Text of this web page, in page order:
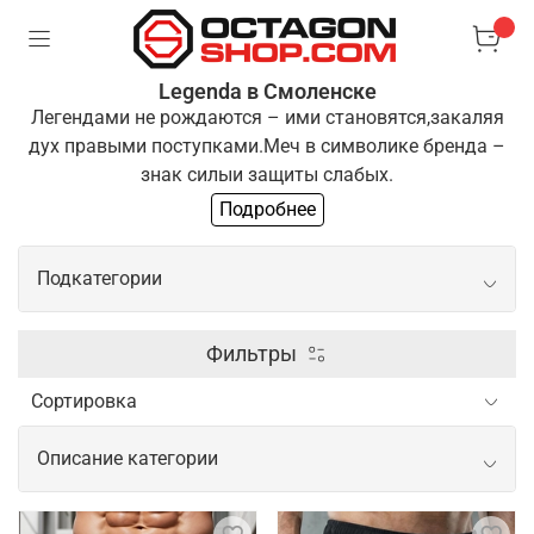
Legenda в Смоленске
Легендами не рождаются – ими становятся,закаляя
дух правыми поступками.Меч в символике бренда –
знак силыи защиты слабых.
Одежда "Легенда" для тех, кто выбирает
путьпреодоления и развития. Если ты разделяешь
этипринципы, ты готов стать частью нашей команды
Подробнее
Подкатегории
Боксерские перчатки
Шлем для бокса
Щитки шингарды
Фильтры
Описание категории
Одежда и экипировка для спорта от